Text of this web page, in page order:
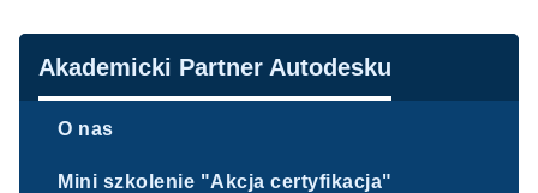
Nawigacja
Akademicki Partner Autodesku
O nas
Mini szkolenie "Akcja certyfikacja"